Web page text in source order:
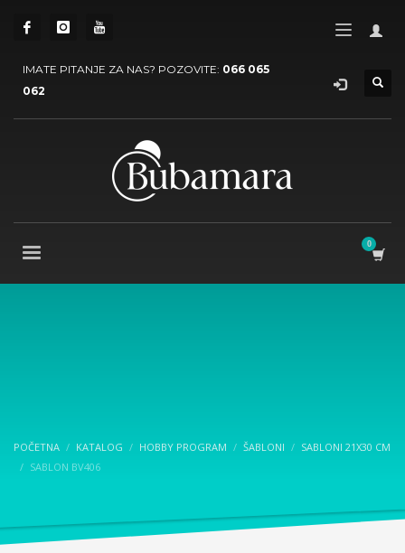
IMATE PITANJE ZA NAS? POZOVITE: 066 065
062
POČETNA KATALOG HOBBY PROGRAM ŠABLONI
SABLONI 21X30 CM
SABLON BV406